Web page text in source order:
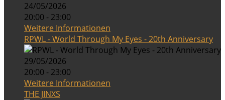
24/05/2026
20:00 - 23:00
Weitere Informationen
RPWL - World Through My Eyes - 20th Anniversary
29/05/2026
20:00 - 23:00
Weitere Informationen
THE JINXS